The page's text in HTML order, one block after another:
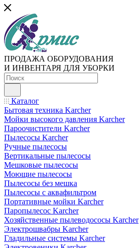
ПРОДАЖА ОБОРУДОВАНИЯ
И ИНВЕНТАРЯ ДЛЯ УБОРКИ
Каталог
Бытовая техника Karcher
Мойки высокого давления Karcher
Пароочистители Karcher
Пылесосы Karcher
Ручные пылесосы
Вертикальные пылесосы
Мешковые пылесосы
Моющие пылесосы
Пылесосы без мешка
Пылесосы с аквафильтром
Портативные мойки Karcher
Паропылесос Karcher
Хозяйственные пылеводососы Karcher
Электрошвабры Karcher
Гладильные системы Karcher